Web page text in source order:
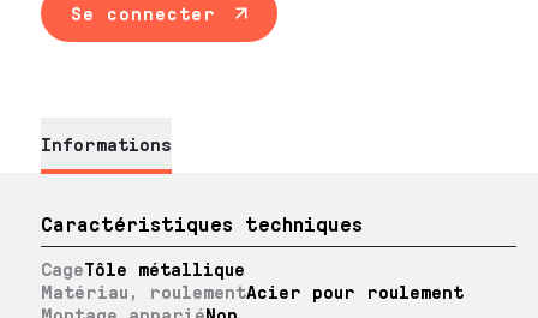
Se connecter
Informations
Caractéristiques techniques
CageTôle métallique
Matériau, roulementAcier pour roulement